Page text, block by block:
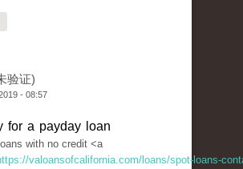
验证)
- 08:57
for a payday loan
with no credit <a
valoansofcalifornia.com/loans/spot-loans-